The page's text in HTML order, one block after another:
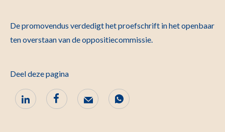
De promovendus verdedigt het proefschrift in het openbaar
ten overstaan van de oppo­sitie­commissie.
Deel deze pagina